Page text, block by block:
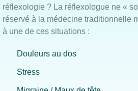
réflexologie ? La réflexologue ne «
réservé à la médecine traditionnelle
à une de ces situations :
Douleurs au dos
Stress